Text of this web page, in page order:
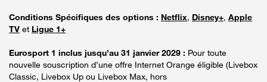
Conditions Spécifiques des options : Netflix, Disney+, Apple
TV et Ligue 1+
Eurosport 1 inclus jusqu’au 31 janvier 2029 : Pour toute
nouvelle souscription d’une offre Internet Orange éligible (Livebox
Classic, Livebox Up ou Livebox Max, hors